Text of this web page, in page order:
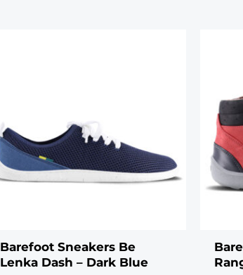
Barefoot Sneakers Be
Lenka Dash – Dark Blue